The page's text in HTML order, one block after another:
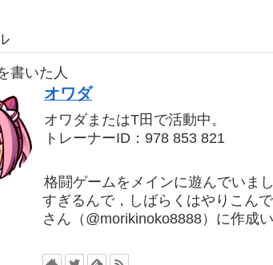
書いた人
オワダ
オワダまたはT田で活動中。
トレーナーID：978 853 821
格闘ゲームをメインに遊んでいま
すぎるんで，しばらくはやりこん
さん（@morikinoko8888）に作成